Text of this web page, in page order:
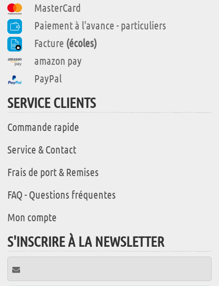
MasterCard
Paiement à l'avance - particuliers
Facture (écoles)
amazon pay
PayPal
SERVICE CLIENTS
Commande rapide
Service & Contact
Frais de port & Remises
FAQ - Questions fréquentes
Mon compte
S'INSCRIRE À LA NEWSLETTER